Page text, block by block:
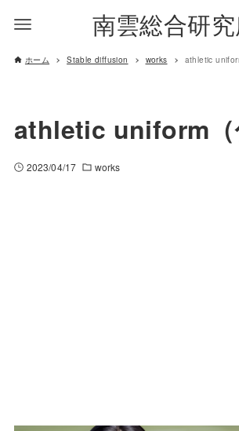
南雲総合研
ホーム Stable diffusion works athletic
athletic uniform（
2023/04/17 works